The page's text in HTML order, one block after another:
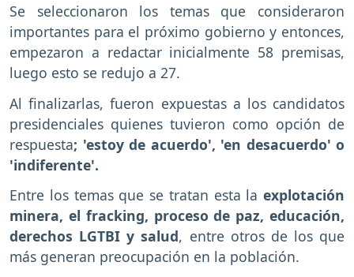
Se seleccionaron los temas que consideraron
importantes para el próximo gobierno y entonces,
empezaron a redactar inicialmente 58 premisas,
luego esto se redujo a 27.
Al finalizarlas, fueron expuestas a los candidatos
presidenciales quienes tuvieron como opción de
respuesta; 'estoy de acuerdo', 'en desacuerdo' o
'indiferente'.
Entre los temas que se tratan esta la explotación
minera, el fracking, proceso de paz, educación,
derechos LGTBI y salud, entre otros de los que
más generan preocupación en la población.